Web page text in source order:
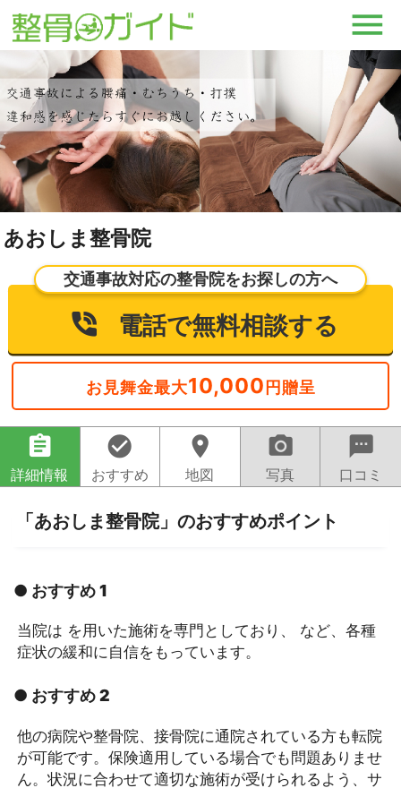
あおしま整骨院
交通事故対応の整骨院をお探しの方へ
電話で無料相談する
お見舞金最大10,000 円贈呈
assignment
詳細情報
check_circle
おすすめ
location_on
地図
camera_alt
写真
sms
口コミ
「あおしま整骨院」のおすすめポイント
● おすすめ 1
当院は を用いた施術を専門としており、 など、各種
症状の緩和に自信をもっています。
● おすすめ 2
他の病院や整骨院、接骨院に通院されている方も転院
が可能です。保険適用している場合でも問題ありませ
ん。状況に合わせて適切な施術が受けられるよう、サ